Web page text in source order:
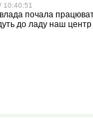
10:40:51
почала
до ладу наш центр